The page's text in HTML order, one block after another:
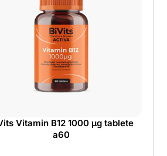
Vitamin B12 1000 µg tablete
a60